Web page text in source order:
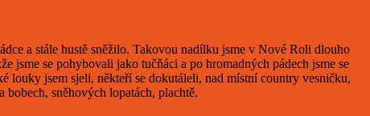
a stále hustě sněžilo. Takovou nadílku jsme v Nové Roli dlouho
jsme se pohybovali jako tučňáci a po hromadných pádech jsme se
louky jsem sjeli, někteří se dokutáleli, nad místní country vesničku,
sněhových lopatách, plachtě.